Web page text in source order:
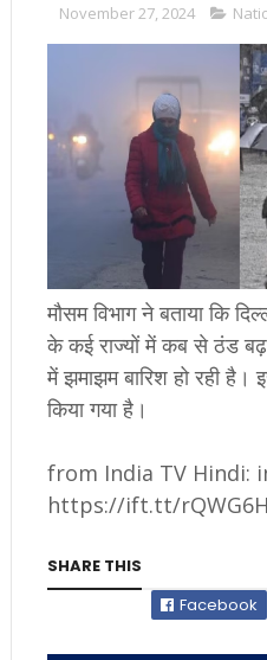
November 27, 2024
मौसम विभाग ने बताया कि
के कई राज्यों में कब से ठंड
में झमाझम बारिश हो रही है।
किया गया है।
from India TV Hindi:
https://ift.tt/
SHARE THIS
Facebook